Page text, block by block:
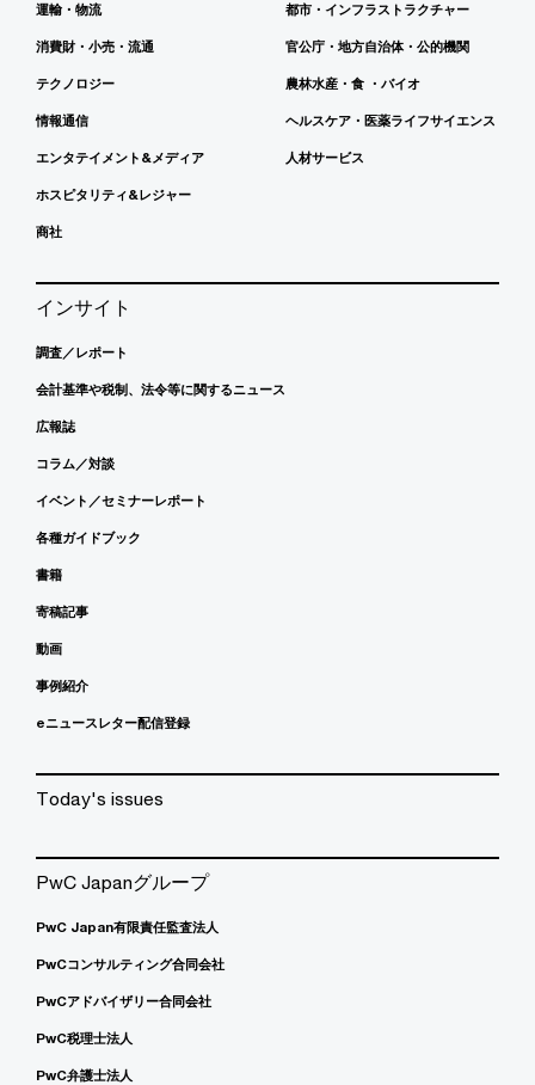
運輸・物流
消費財・小売・流通
テクノロジー
情報通信
エンタテイメント&メディア
ホスピタリティ&レジャー
商社
都市・インフラストラクチャー
官公庁・地方自治体・公的機関
農林水産・食 ・バイオ
ヘルスケア・医薬ライフサイエンス
人材サービス
インサイト
調査／レポート
会計基準や税制、法令等に関するニュース
広報誌
コラム／対談
イベント／セミナーレポート
各種ガイドブック
書籍
寄稿記事
動画
事例紹介
eニュースレター配信登録
Today's issues
PwC Japanグループ
PwC Japan有限責任監査法人
PwCコンサルティング合同会社
PwCアドバイザリー合同会社
PwC税理士法人
PwC弁護士法人